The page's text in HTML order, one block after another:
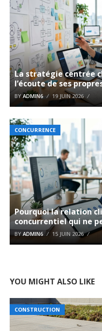
La stratégie centrée
l’écoute de ses
BYADMIN6 19 JUIN 2026
CONCURRENCE
Pourquoi la relation
concurrentiel qui ne
BYADMIN6 15 JUIN 2026
YOU MIGHT ALSO LIKE
CONSTRUCTION